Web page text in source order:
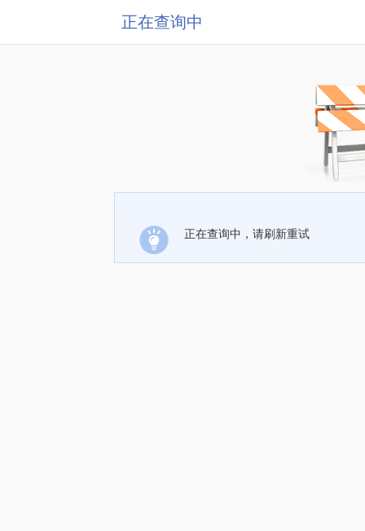
正在查询中
正在查询中，请刷新重试